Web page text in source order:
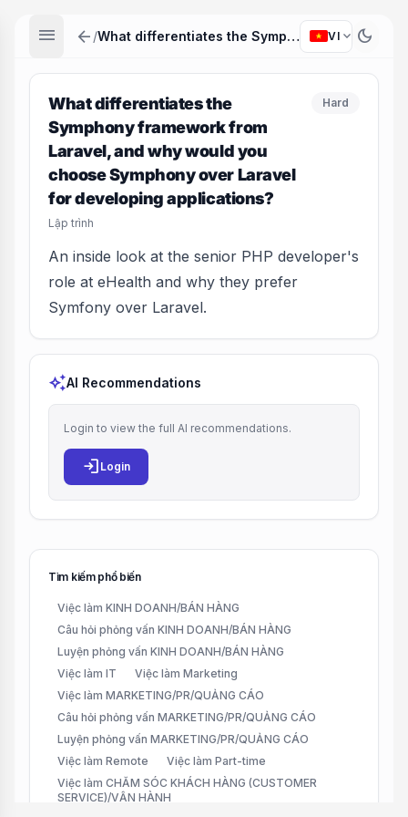
menu arrow_back / What differentiates the Symphony framework from Laravel, and why would you choose Symphony over Laravel for developing applications? VI expand_more dark_mode
What differentiates the
Symphony framework from
Laravel, and why would you
choose Symphony over Laravel
for developing applications?
Lập trình
Hard
An inside look at the senior PHP developer's
role at eHealth and why they prefer
Symfony over Laravel.
auto_awesomeAI Recommendations
Login to view the full AI recommendations.
login Login
Tìm kiếm phổ biến
Việc làm KINH DOANH/BÁN HÀNG
Câu hỏi phỏng vấn KINH DOANH/BÁN HÀNG
Luyện phỏng vấn KINH DOANH/BÁN HÀNG
Việc làm IT
Việc làm Marketing
Việc làm MARKETING/PR/QUẢNG CÁO
Câu hỏi phỏng vấn MARKETING/PR/QUẢNG CÁO
Luyện phỏng vấn MARKETING/PR/QUẢNG CÁO
Việc làm Remote
Việc làm Part-time
Việc làm CHĂM SÓC KHÁCH HÀNG (CUSTOMER
SERVICE)/VẬN HÀNH